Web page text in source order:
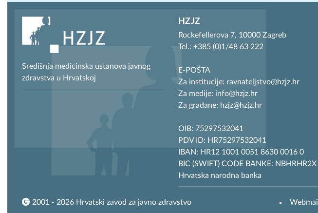
Središnja medicinska ustanova javnog
zdravstva u Hrvatskoj
HZJZ
Rockefellerova 7, 10000 Zagreb
Tel.: +385 (0)1/48 63 222
E-POŠTA
Za institucije: ravnateljstvo@hzjz.hr
Za medije: info@hzjz.hr
Za građane: hzjz@hzjz.hr
OIB: 75297532041
PDV ID: HR75297532041
IBAN: HR12 1001 0051 8630 0016 0
BIC (SWIFT) CODE BANKE: NBHRHR2X
Hrvatska narodna banka
2001 - 2026 Hrvatski zavod za javno zdravstvo Webmail